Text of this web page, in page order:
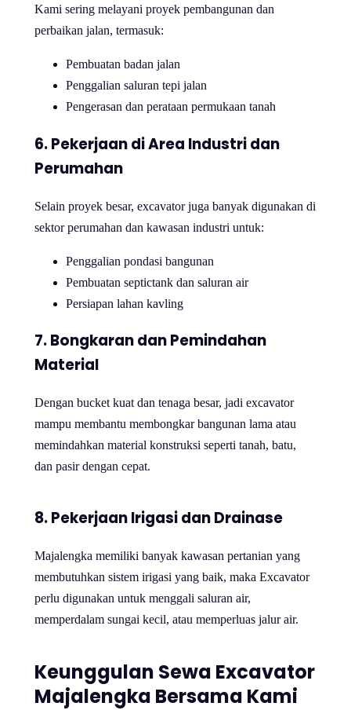
Kami sering melayani proyek pembangunan dan
perbaikan jalan, termasuk:
Pembuatan badan jalan
Penggalian saluran tepi jalan
Pengerasan dan perataan permukaan tanah
6. Pekerjaan di Area Industri dan
Perumahan
Selain proyek besar, excavator juga banyak digunakan di
sektor perumahan dan kawasan industri untuk:
Penggalian pondasi bangunan
Pembuatan septictank dan saluran air
Persiapan lahan kavling
7. Bongkaran dan Pemindahan
Material
Dengan bucket kuat dan tenaga besar, jadi excavator
mampu membantu membongkar bangunan lama atau
memindahkan material konstruksi seperti tanah, batu,
dan pasir dengan cepat.
8. Pekerjaan Irigasi dan Drainase
Majalengka memiliki banyak kawasan pertanian yang
membutuhkan sistem irigasi yang baik, maka Excavator
perlu digunakan untuk menggali saluran air,
memperdalam sungai kecil, atau memperluas jalur air.
Keunggulan Sewa Excavator
Majalengka Bersama Kami